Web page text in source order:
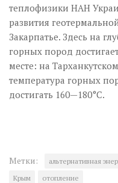
теплофизики НАН
развития
Закарпатье. Здесь на
горных пород
месте: на
температура горных
достигать 160—180°С.
Метки: альтернативная
Крым
отопление